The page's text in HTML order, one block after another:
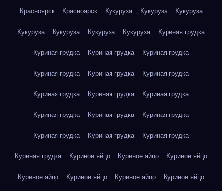
Красноярск Красноярск Кукуруза Кукуруза Кукуруза
Кукуруза Кукуруза Кукуруза Кукуруза Куриная грудка
Куриная грудка Куриная грудка Куриная грудка
Куриная грудка Куриная грудка Куриная грудка
Куриная грудка Куриная грудка Куриная грудка
Куриная грудка Куриная грудка Куриная грудка
Куриная грудка Куриная грудка Куриная грудка
Куриная грудка Куриное яйцо Куриное яйцо Куриное яйцо
Куриное яйцо Куриное яйцо Куриное яйцо Куриное яйцо